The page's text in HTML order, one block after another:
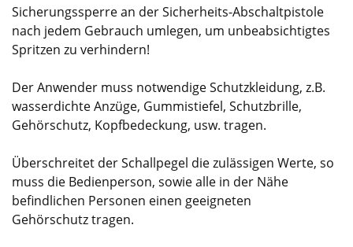
Sicherungssperre an der Sicherheits-Abschaltpistole
nach jedem Gebrauch umlegen, um unbeabsichtigtes
Spritzen zu verhindern!
Der Anwender muss notwendige Schutzkleidung, z.B.
wasserdichte Anzüge, Gummistiefel, Schutzbrille,
Gehörschutz, Kopfbedeckung, usw. tragen.
Überschreitet der Schallpegel die zulässigen Werte, so
muss die Bedienperson, sowie alle in der Nähe
befindlichen Personen einen geeigneten
Gehörschutz tragen.